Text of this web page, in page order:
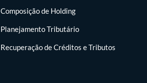
Composição de Holding
Planejamento Tributário
Recuperação de Créditos e Tributos